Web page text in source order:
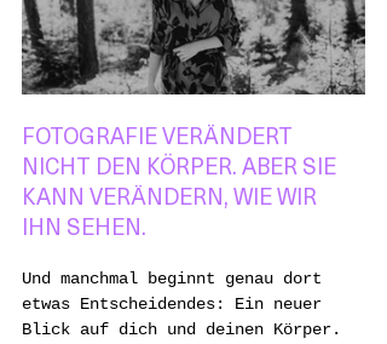
FOTOGRAFIE VERÄNDERT
NICHT DEN KÖRPER. ABER SIE
KANN VERÄNDERN, WIE WIR
IHN SEHEN.
Und manchmal beginnt genau dort
etwas Entscheidendes: Ein neuer
Blick auf dich und deinen Körper.